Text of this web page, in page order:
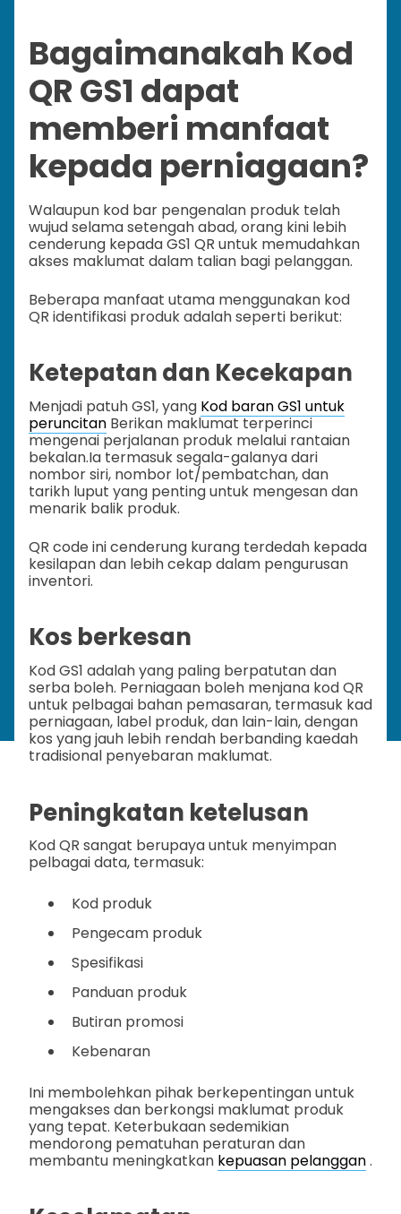
Bagaimanakah Kod
QR GS1 dapat
memberi manfaat
kepada perniagaan?
Walaupun kod bar pengenalan produk telah
wujud selama setengah abad, orang kini lebih
cenderung kepada GS1 QR untuk memudahkan
akses maklumat dalam talian bagi pelanggan.
Beberapa manfaat utama menggunakan kod
QR identifikasi produk adalah seperti berikut:
Ketepatan dan Kecekapan
Menjadi patuh GS1, yang Kod baran GS1 untuk
peruncitan Berikan maklumat terperinci
mengenai perjalanan produk melalui rantaian
bekalan.Ia termasuk segala-galanya dari
nombor siri, nombor lot/pembatchan, dan
tarikh luput yang penting untuk mengesan dan
menarik balik produk.
QR code ini cenderung kurang terdedah kepada
kesilapan dan lebih cekap dalam pengurusan
inventori.
Kos berkesan
Kod GS1 adalah yang paling berpatutan dan
serba boleh. Perniagaan boleh menjana kod QR
untuk pelbagai bahan pemasaran, termasuk kad
perniagaan, label produk, dan lain-lain, dengan
kos yang jauh lebih rendah berbanding kaedah
tradisional penyebaran maklumat.
Peningkatan ketelusan
Kod QR sangat berupaya untuk menyimpan
pelbagai data, termasuk:
Kod produk
Pengecam produk
Spesifikasi
Panduan produk
Butiran promosi
Kebenaran
Ini membolehkan pihak berkepentingan untuk
mengakses dan berkongsi maklumat produk
yang tepat. Keterbukaan sedemikian
mendorong pematuhan peraturan dan
membantu meningkatkan kepuasan pelanggan.